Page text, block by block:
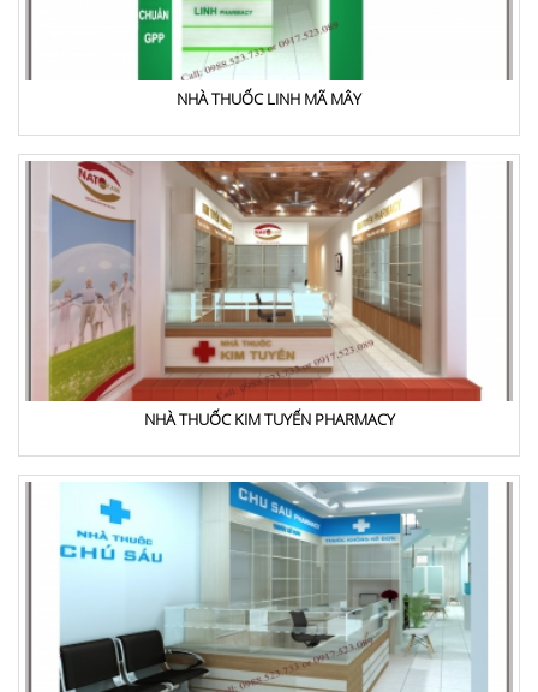
NHÀ THUỐC LINH MÃ MÂY
NHÀ THUỐC KIM TUYẾN PHARMACY